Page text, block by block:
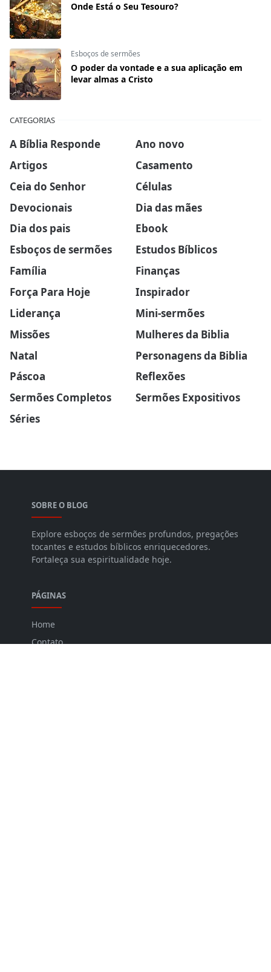
Onde Está o Seu Tesouro?
Esboços de sermões
O poder da vontade e a sua aplicação em
levar almas a Cristo
CATEGORIAS
A Bíblia Responde
Ano novo
Artigos
Casamento
Ceia do Senhor
Células
Devocionais
Dia das mães
Dia dos pais
Ebook
Esboços de sermões
Estudos Bíblicos
Família
Finanças
Força Para Hoje
Inspirador
Liderança
Mini-sermões
Missões
Mulheres da Biblia
Natal
Personagens da Biblia
Páscoa
Reflexões
Sermões Completos
Sermões Expositivos
Séries
SOBRE O BLOG
Explore esboços de sermões profundos, pregações
tocantes e estudos bíblicos enriquecedores.
Fortaleça sua espiritualidade hoje.
PÁGINAS
Home
Contato